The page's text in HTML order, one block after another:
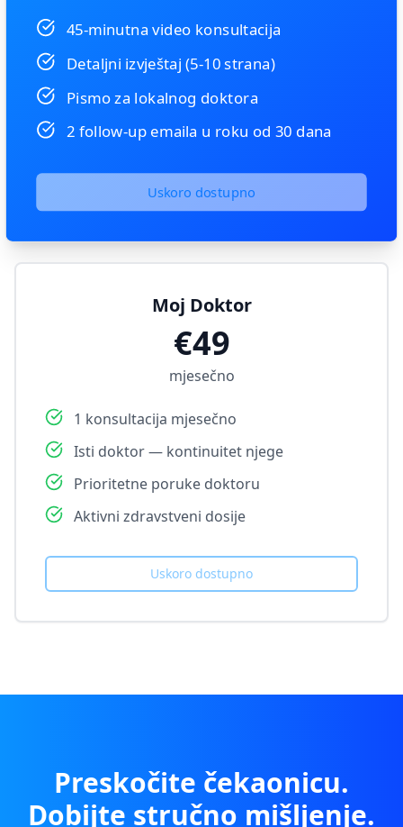
45-minutna video konsultacija
Detaljni izvještaj (5-10 strana)
Pismo za lokalnog doktora
2 follow-up emaila u roku od 30 dana
Uskoro dostupno
Moj Doktor
€49
mjesečno
1 konsultacija mjesečno
Isti doktor — kontinuitet njege
Prioritetne poruke doktoru
Aktivni zdravstveni dosije
Uskoro dostupno
Preskočite čekaonicu.
Dobijte stručno mišljenje.